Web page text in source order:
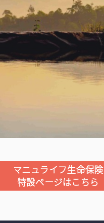
マニュライフ生命保険
特設ページはこちら